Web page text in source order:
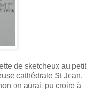
de sketcheux au petit
cathédrale St Jean.
on aurait pu croire à